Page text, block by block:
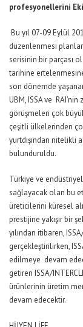
profesyonellerini
Bu yıl 07-09 Eylül
düzenlenmesi
serisinin bir parçası
tarihine
son dönemde
UBM, ISSA ve
görüşmeleri çok
çeşitli ülkelerinden
yurtdışından nitelikli
bulunduruldu.
Türkiye ve
sağlayacak olan bu
üreticilerini küresel
prestijine yakışır bir
yılından itibaren,
gerçekleştirilirken,
edilmeye devam
getiren ISSA/
ürünlerinin üretim
devam edecektir.